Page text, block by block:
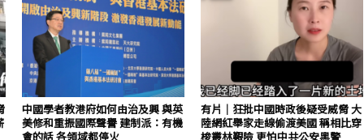
中國學者教港府如何由治及興 與英
美修和重振國際聲譽 建制派：有機
會的話 各領域都停火
有片│狂批中國時政後疑受威脅 大
陸網紅舉家走線偷渡美國 稱相比穿
梭叢林艱險 更怕中共公安黑警